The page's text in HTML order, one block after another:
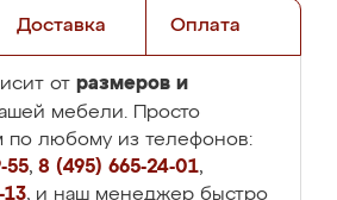
Доставка Оплата
от размеров и
мебели. Просто
по любому из телефонов:
55, 8 (495) 665-24-01,
13, и наш менеджер быстро